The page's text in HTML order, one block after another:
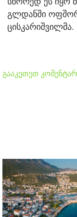
გლდანში
ცისკარიშვილმა.
გააკეთეთ